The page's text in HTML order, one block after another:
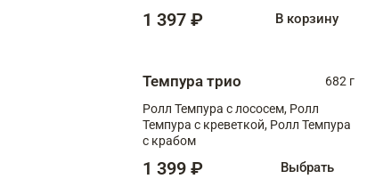
1 397 ₽ В корзину
Темпура трио
682 г
Ролл Темпура с лососем, Ролл
Темпура с креветкой, Ролл Темпура
с крабом
1 399 ₽ Выбрать